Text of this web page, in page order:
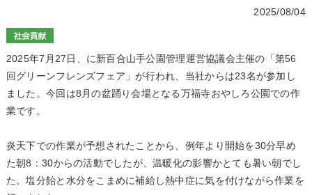
2025/08/04
2025年7月27日、に新百合山手公園管理運営協議会主催の「第56
回グリーンフレンズフェア」が行われ、当社からは23名が参加し
ました。今回は8月の盆踊り会場となる万福寺おやしろ公園での作
業です。
炎天下での作業が予想されたことから、例年より開始を30分早め
た朝8：30からの活動でしたが、温暖化の影響かとても暑い朝でし
た。塩分飴と水分をこまめに補給し熱中症に気を付けながら作業を